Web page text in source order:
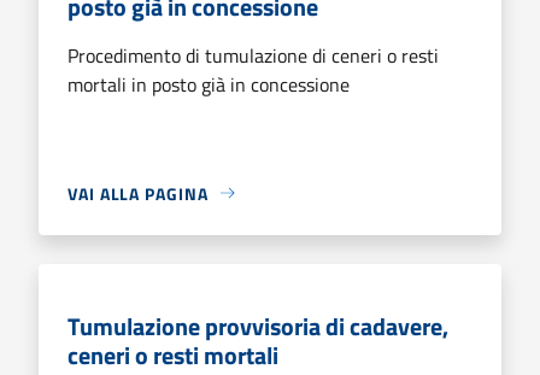
Procedimento di tumulazione di ceneri o resti
mortali in posto già in concessione
VAI ALLA PAGINA
Tumulazione provvisoria di cadavere,
ceneri o resti mortali